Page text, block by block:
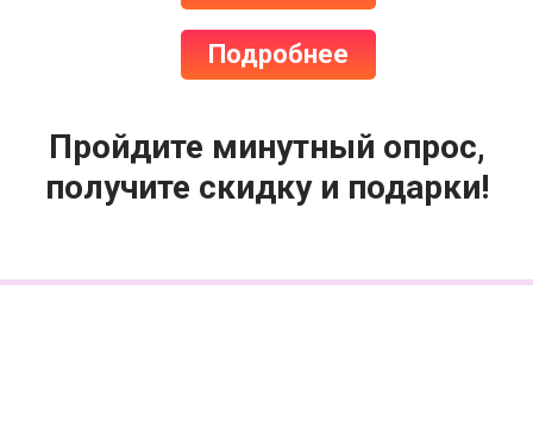
Подробнее
Пройдите минутный опрос,
получите скидку и подарки!